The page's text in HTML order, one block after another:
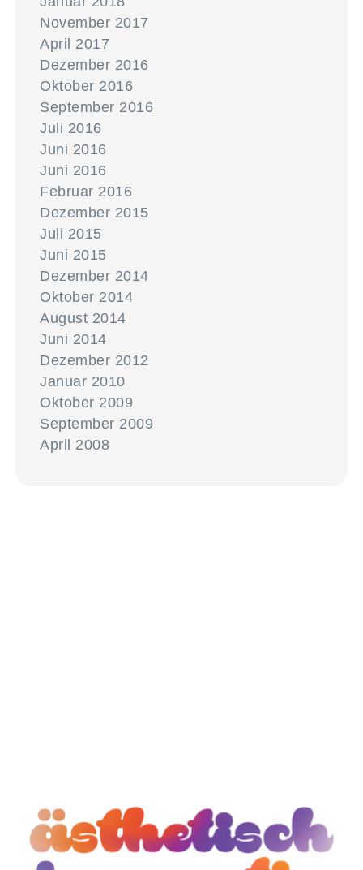
November 2017
April 2017
Dezember 2016
Oktober 2016
September 2016
Juli 2016
Juni 2016
Juni 2016
Februar 2016
Dezember 2015
Juli 2015
Juni 2015
Dezember 2014
Oktober 2014
August 2014
Juni 2014
Dezember 2012
Januar 2010
Oktober 2009
September 2009
April 2008